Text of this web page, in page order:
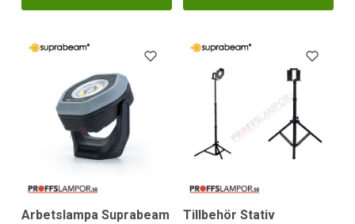
Arbetslampa Suprabeam
Tillbehör Stativ